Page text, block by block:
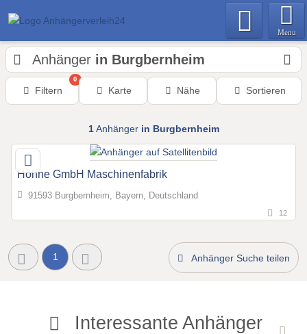
Menu
Anhänger in Burgbernheim
Filtern
0
Karte Nähe Sortieren
1Anhänger in Burgbernheim
Höhne GmbH Maschinenfabrik
91593 Burgbernheim, Bayern, Deutschland
12
1 Anhänger Suche teilen
Interessante Anhänger